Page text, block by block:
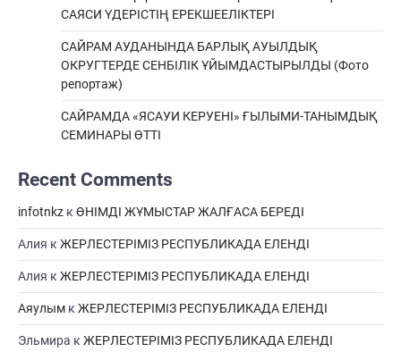
САЯСИ ҮДЕРІСТІҢ ЕРЕКШEЕЛІКТЕРІ
САЙРАМ АУДАНЫНДА БАРЛЫҚ АУЫЛДЫҚ
ОКРУГТЕРДЕ СЕНБІЛІК ҰЙЫМДАСТЫРЫЛДЫ (Фото
репортаж)
САЙРАМДА «ЯСАУИ КЕРУЕНІ» ҒЫЛЫМИ-ТАНЫМДЫҚ
СЕМИНАРЫ ӨТТІ
Recent Comments
infotnkz к ӨНІМДІ ЖҰМЫСТАР ЖАЛҒАСА БЕРЕДІ
Алия к ЖЕРЛЕСТЕРІМІЗ РЕСПУБЛИКАДА ЕЛЕНДІ
Алия к ЖЕРЛЕСТЕРІМІЗ РЕСПУБЛИКАДА ЕЛЕНДІ
Аяулым к ЖЕРЛЕСТЕРІМІЗ РЕСПУБЛИКАДА ЕЛЕНДІ
Эльмира к ЖЕРЛЕСТЕРІМІЗ РЕСПУБЛИКАДА ЕЛЕНДІ